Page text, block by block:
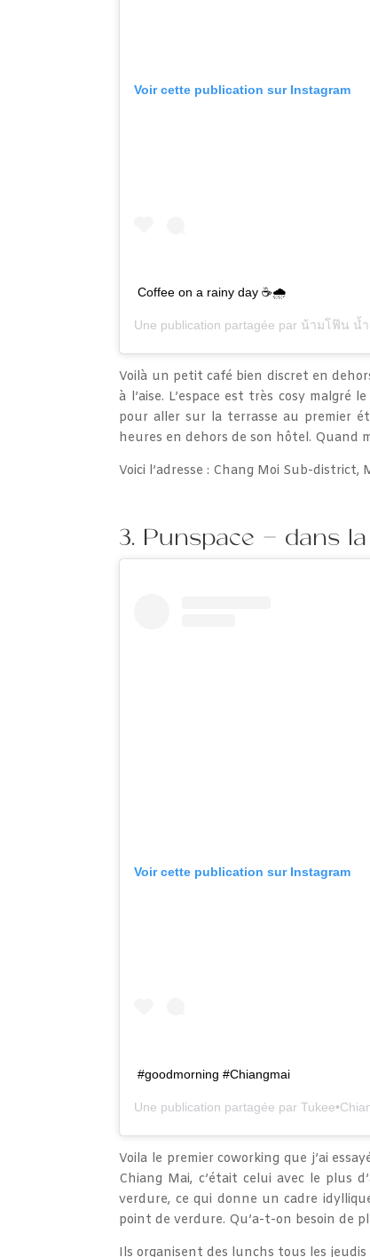
Voir cette publication sur Instagram
Coffee on a rainy day ☕🌧
Une publication partagée par น้ามโฟ๊น น้
Voilà un petit café bien discret en
à l’aise. L’espace est très cosy
pour aller sur la terrasse au premier
heures en dehors de son hôtel. Quand
Voici l’adresse : Chang Moi Sub-
3. Punspace – dans
Voir cette publication sur Instagram
#goodmorning #Chiangmai
Une publication partagée par
Voila le premier coworking que j’ai
Chiang Mai, c’était celui avec le plus
verdure, ce qui donne un cadre
point de verdure. Qu’a-t-on besoin de
Ils organisent des lunchs tous les